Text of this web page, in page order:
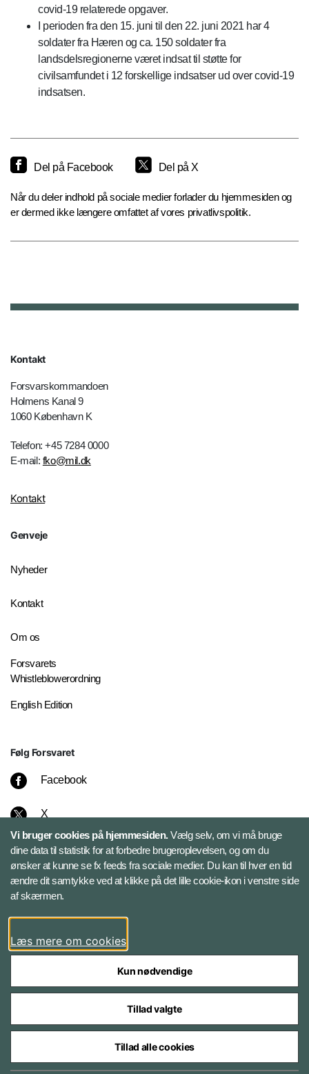
covid-19 relaterede opgaver.
I perioden fra den 15. juni til den 22. juni 2021 har 4
soldater fra Hæren og ca. 150 soldater fra
landsdelsregionerne været indsat til støtte for
civilsamfundet i 12 forskellige indsatser ud over covid-19
indsatsen.
Del på Facebook Del på X
Når du deler indhold på sociale medier forlader du hjemmesiden og
er dermed ikke længere omfattet af vores privatlivspolitik.
Kontakt
Forsvarskommandoen
Holmens Kanal 9
1060 København K
Telefon: +45 7284 0000
E-mail: fko@mil.dk
Kontakt
Genveje
Nyheder
Kontakt
Om os
Forsvarets
Whistleblowerordning
English Edition
Følg Forsvaret
Facebook
X
Instagram
Bluesky
LinkedIn
Styrelser og myndigheder under Forsvarsministeriet
Vi bruger cookies på hjemmesiden.Vælg selv, om vi må bruge
dine data til statistik for at forbedre brugeroplevelsen, og om du
ønsker at kunne se fx feeds fra sociale medier. Du kan til hver en tid
ændre dit samtykke ved at klikke på det lille cookie-ikon i venstre side
af skærmen.
Læs mere om cookies
Kun nødvendige
Tillad valgte
Tillad alle cookies